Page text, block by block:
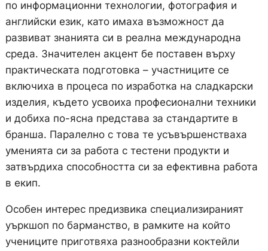
по информационни технологии, фотография и
английски език, като имаха възможност да
развиват знанията си в реална международна
среда. Значителен акцент бе поставен върху
практическата подготовка – участниците се
включиха в процеса по изработка на сладкарски
изделия, където усвоиха професионални техники
и добиха по-ясна представа за стандартите в
бранша. Паралелно с това те усъвършенстваха
уменията си за работа с тестени продукти и
затвърдиха способността си за ефективна работа
в екип.
Особен интерес предизвика специализираният
уъркшоп по барманство, в рамките на който
учениците приготвяха разнообразни коктейли